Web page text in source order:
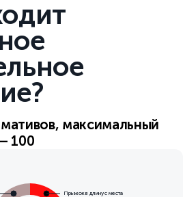
максимальный
100